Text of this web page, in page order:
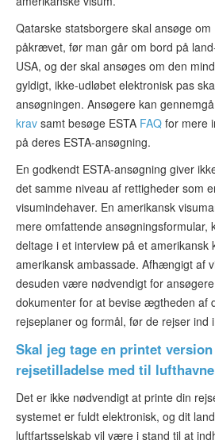
Qatarske statsborgere skal ansøge om
påkrævet, før man går om bord på
USA, og der skal ansøges om den
gyldigt, ikke-udløbet elektronisk pas
ansøgningen. Ansøgere kan
krav samt besøge ESTA FAQ for mere
på deres ESTA-ansøgning.
En godkendt ESTA-ansøgning giver
det samme niveau af rettigheder som
visumindehaver. En amerikansk
mere omfattende ansøgningsformular,
deltage i et interview på et amerikansk
amerikansk ambassade. Afhængigt af
desuden være nødvendigt for
dokumenter for at bevise ægtheden af
rejseplaner og formål, før de rejser ind
Skal jeg tage en printet
rejsetilladelse med til
Det er ikke nødvendigt at printe din
systemet er fuldt elektronisk, og dit
luftfartsselskab vil være i stand til at